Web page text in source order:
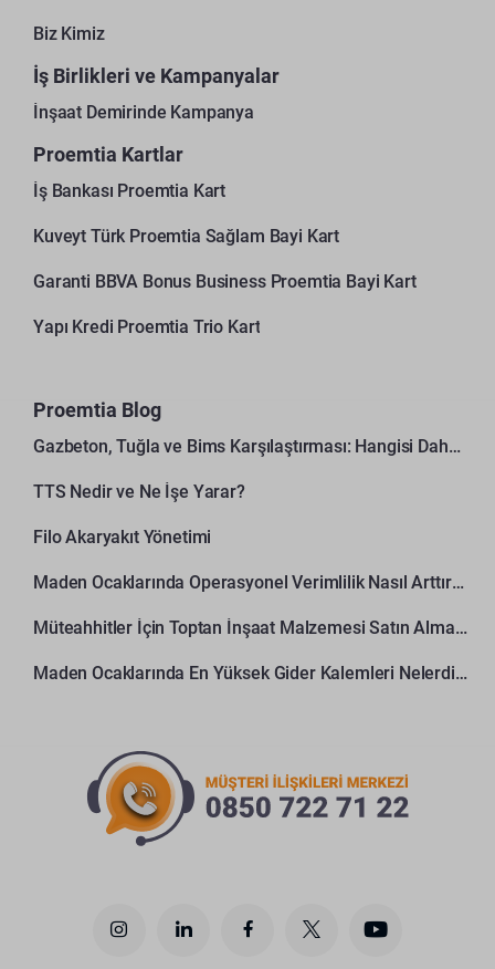
Biz Kimiz
İş Birlikleri ve Kampanyalar
İnşaat Demirinde Kampanya
Proemtia Kartlar
İş Bankası Proemtia Kart
Kuveyt Türk Proemtia Sağlam Bayi Kart
Garanti BBVA Bonus Business Proemtia Bayi Kart
Yapı Kredi Proemtia Trio Kart
Proemtia Blog
Gazbeton, Tuğla ve Bims Karşılaştırması: Hangisi Daha Avantajlı?
TTS Nedir ve Ne İşe Yarar?
Filo Akaryakıt Yönetimi
Maden Ocaklarında Operasyonel Verimlilik Nasıl Arttırılır?
Müteahhitler İçin Toptan İnşaat Malzemesi Satın Alma Rehberi
Maden Ocaklarında En Yüksek Gider Kalemleri Nelerdir?